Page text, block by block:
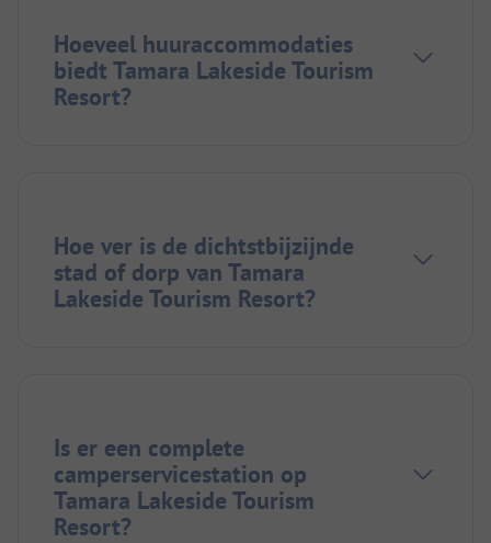
Hoeveel huuraccommodaties
biedt Tamara Lakeside Tourism
Resort?
Hoe ver is de dichtstbijzijnde
stad of dorp van Tamara
Lakeside Tourism Resort?
Is er een complete
camperservicestation op
Tamara Lakeside Tourism
Resort?